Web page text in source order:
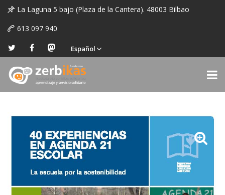
La Laguna 5 bajo (Plaza de la Cantera). 48003 Bilbao
613 097 940
Español